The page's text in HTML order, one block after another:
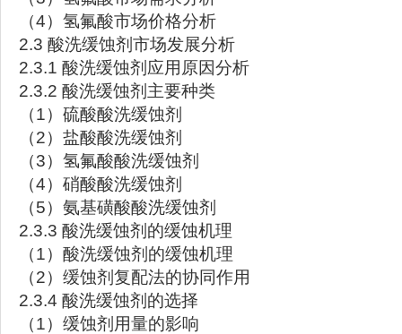
（4）氢氟酸市场价格分析
2.3 酸洗缓蚀剂市场发展分析
2.3.1 酸洗缓蚀剂应用原因分析
2.3.2 酸洗缓蚀剂主要种类
（1）硫酸酸洗缓蚀剂
（2）盐酸酸洗缓蚀剂
（3）氢氟酸酸洗缓蚀剂
（4）硝酸酸洗缓蚀剂
（5）氨基磺酸酸洗缓蚀剂
2.3.3 酸洗缓蚀剂的缓蚀机理
（1）酸洗缓蚀剂的缓蚀机理
（2）缓蚀剂复配法的协同作用
2.3.4 酸洗缓蚀剂的选择
（1）缓蚀剂用量的影响